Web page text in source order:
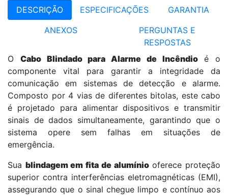
DESCRIÇÃO ESPECIFICAÇÕES
GARANTIA
ANEXOS
PERGUNTAS E
RESPOSTAS
O Cabo Blindado para Alarme de Incêndioé o
componente vital para garantir a integridade da
comunicação em sistemas de detecção e alarme.
Composto por 4 vias de diferentes bitolas, este cabo
é projetado para alimentar dispositivos e transmitir
sinais de dados simultaneamente, garantindo que o
sistema opere sem falhas em situações de
emergência.
Sua blindagem em fita de alumíniooferece proteção
superior contra interferências eletromagnéticas (EMI),
assegurando que o sinal chegue limpo e contínuo aos